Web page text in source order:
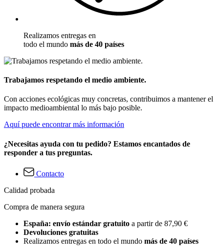
Realizamos entregas en
todo el mundo más de 40 países
Trabajamos respetando el medio ambiente.
Con acciones ecológicas muy concretas, contribuimos a mantener el
impacto medioambiental lo más bajo posible.
Aquí puede encontrar más información
¿Necesitas ayuda con tu pedido? Estamos encantados de
responder a tus preguntas.
Contacto
Calidad probada
Compra de manera segura
España: envío estándar gratuito a partir de 87,90 €
Devoluciones gratuitas
Realizamos entregas en todo el mundo más de 40 países